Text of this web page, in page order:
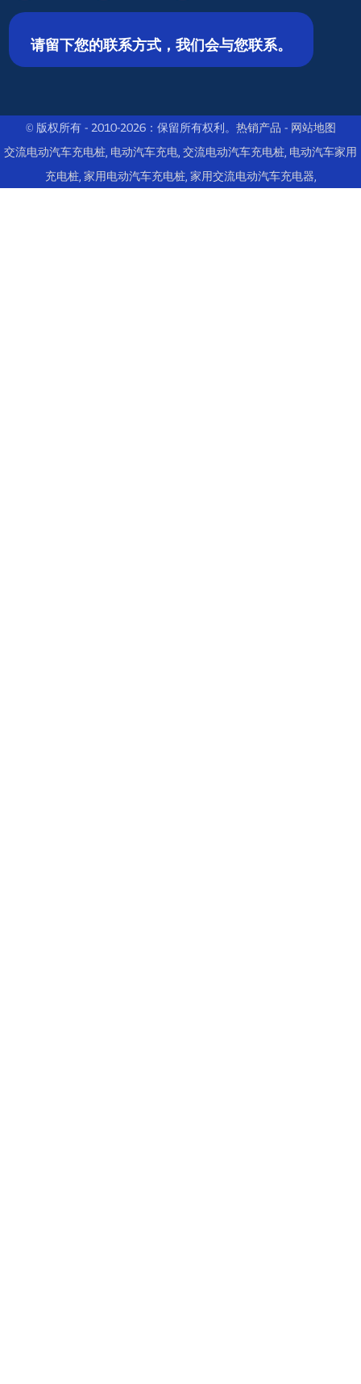
请留下您的联系方式，我们会与您联系。
© 版权所有 - 2010-2026：保留所有权利。 热销产品 - 网站地图
交流电动汽车充电桩 电动汽车充电 交流电动汽车充电桩 电动汽车家用
充电桩, 家用电动汽车充电桩, 家用交流电动汽车充电器